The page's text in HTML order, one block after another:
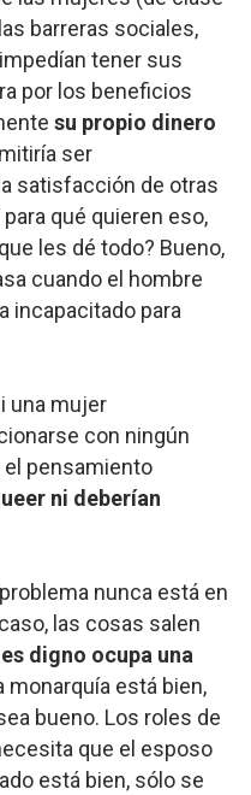
barreras sociales,
tener sus
por los beneficios
su propio dinero
ser
satisfacción de otras
qué quieren eso,
les dé todo? Bueno,
cuando el hombre
incapacitado para
una mujer
con ningún
el pensamiento
ni deberían
nunca está en
las cosas salen
digno ocupa una
monarquía está bien,
bueno. Los roles de
que el esposo
está bien, sólo se